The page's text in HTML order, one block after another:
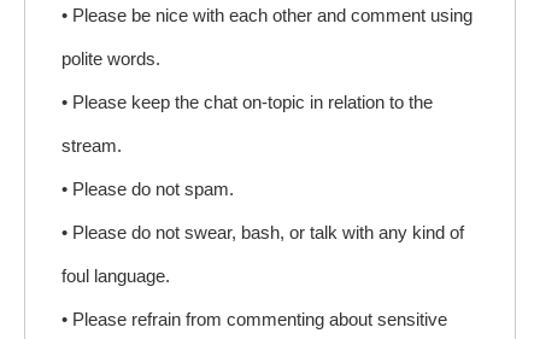
• Please be nice with each other and comment using
polite words.
• Please keep the chat on-topic in relation to the
stream.
• Please do not spam.
• Please do not swear, bash, or talk with any kind of
foul language.
• Please refrain from commenting about sensitive